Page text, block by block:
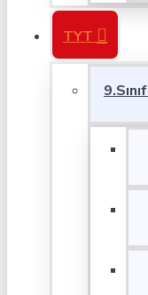
TYT
9.Sınıf